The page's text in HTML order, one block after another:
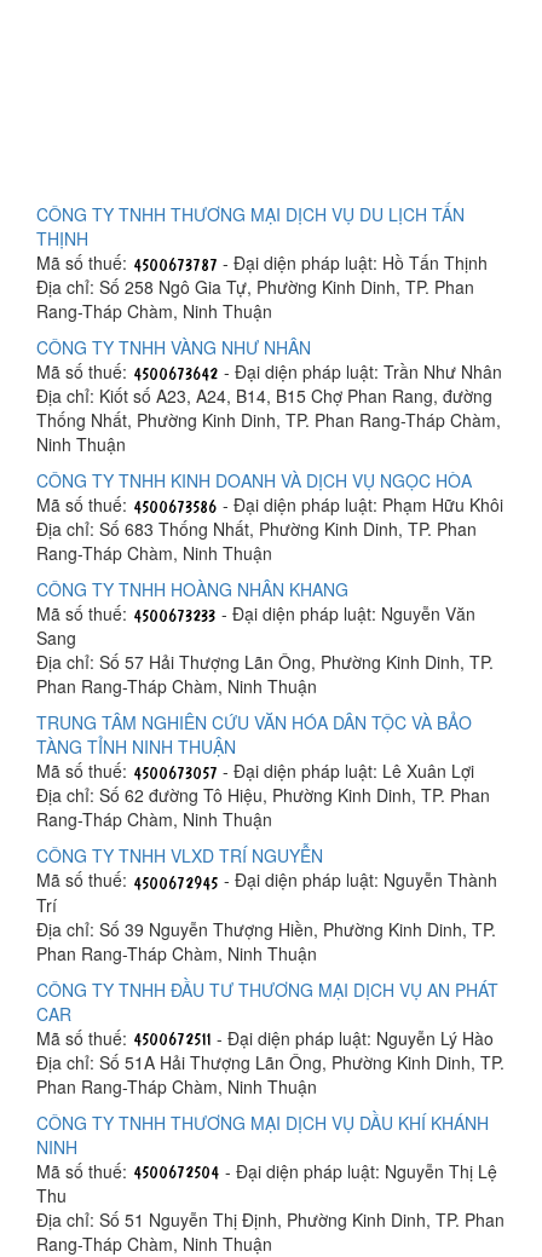
CÔNG TY TNHH THƯƠNG MẠI DỊCH VỤ DU LỊCH TẤN
THỊNH
Mã số thuế:
- Đại diện pháp luật: Hồ Tấn Thịnh
Địa chỉ: Số 258 Ngô Gia Tự, Phường Kinh Dinh, TP. Phan
Rang-Tháp Chàm, Ninh Thuận
CÔNG TY TNHH VÀNG NHƯ NHÂN
Mã số thuế:
- Đại diện pháp luật: Trần Như Nhân
Địa chỉ: Kiốt số A23, A24, B14, B15 Chợ Phan Rang, đường
Thống Nhất, Phường Kinh Dinh, TP. Phan Rang-Tháp Chàm,
Ninh Thuận
CÔNG TY TNHH KINH DOANH VÀ DỊCH VỤ NGỌC HÒA
Mã số thuế:
- Đại diện pháp luật: Phạm Hữu Khôi
Địa chỉ: Số 683 Thống Nhất, Phường Kinh Dinh, TP. Phan
Rang-Tháp Chàm, Ninh Thuận
CÔNG TY TNHH HOÀNG NHÂN KHANG
Mã số thuế:
- Đại diện pháp luật: Nguyễn Văn
Sang
Địa chỉ: Số 57 Hải Thượng Lãn Ông, Phường Kinh Dinh, TP.
Phan Rang-Tháp Chàm, Ninh Thuận
TRUNG TÂM NGHIÊN CỨU VĂN HÓA DÂN TỘC VÀ BẢO
TÀNG TỈNH NINH THUẬN
Mã số thuế:
- Đại diện pháp luật: Lê Xuân Lợi
Địa chỉ: Số 62 đường Tô Hiệu, Phường Kinh Dinh, TP. Phan
Rang-Tháp Chàm, Ninh Thuận
CÔNG TY TNHH VLXD TRÍ NGUYỄN
Mã số thuế:
- Đại diện pháp luật: Nguyễn Thành
Trí
Địa chỉ: Số 39 Nguyễn Thượng Hiền, Phường Kinh Dinh, TP.
Phan Rang-Tháp Chàm, Ninh Thuận
CÔNG TY TNHH ĐẦU TƯ THƯƠNG MẠI DỊCH VỤ AN PHÁT
CAR
Mã số thuế:
- Đại diện pháp luật: Nguyễn Lý Hào
Địa chỉ: Số 51A Hải Thượng Lãn Ông, Phường Kinh Dinh, TP.
Phan Rang-Tháp Chàm, Ninh Thuận
CÔNG TY TNHH THƯƠNG MẠI DỊCH VỤ DẦU KHÍ KHÁNH
NINH
Mã số thuế:
- Đại diện pháp luật: Nguyễn Thị Lệ
Thu
Địa chỉ: Số 51 Nguyễn Thị Định, Phường Kinh Dinh, TP. Phan
Rang-Tháp Chàm, Ninh Thuận